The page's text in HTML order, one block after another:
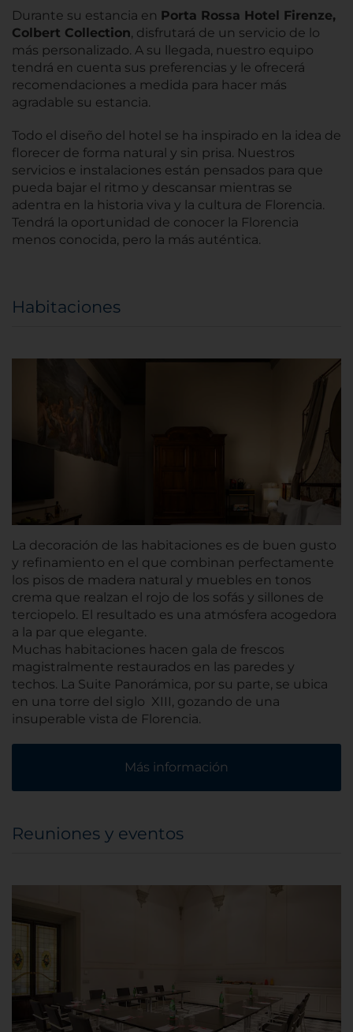
Durante su estancia en Porta Rossa Hotel Firenze,
Colbert Collection, disfrutará de un servicio de lo
más personalizado. A su llegada, nuestro equipo
tendrá en cuenta sus preferencias y le ofrecerá
recomendaciones a medida para hacer más
agradable su estancia.
Todo el diseño del hotel se ha inspirado en la idea de
florecer de forma natural y sin prisa. Nuestros
servicios e instalaciones están pensados para que
pueda bajar el ritmo y descansar mientras se
adentra en la historia viva y la cultura de Florencia.
Tendrá la oportunidad de conocer la Florencia
menos conocida, pero la más auténtica.
Habitaciones
La decoración de las habitaciones es de buen gusto
y refinamiento en el que combinan perfectamente
los pisos de madera natural y muebles en tonos
crema que realzan el rojo de los sofás y sillones de
terciopelo. El resultado es una atmósfera acogedora
a la par que elegante.
Muchas habitaciones hacen gala de frescos
magistralmente restaurados en las paredes y
techos. La Suite Panorámica, por su parte, se ubica
en una torre del siglo XIII, gozando de una
insuperable vista de Florencia.
Más información
Reuniones y eventos